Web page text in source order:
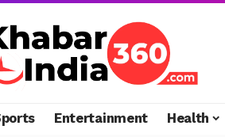
Entertainment Health